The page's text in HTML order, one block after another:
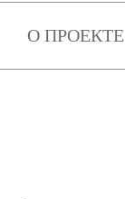
О ПРОЕКТЕ